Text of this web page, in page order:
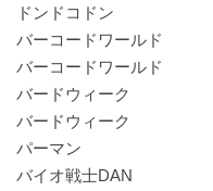
ドンドコドン
バーコードワールド
バーコードワールド
バードウィーク
バードウィーク
パーマン
バイオ戦士DAN